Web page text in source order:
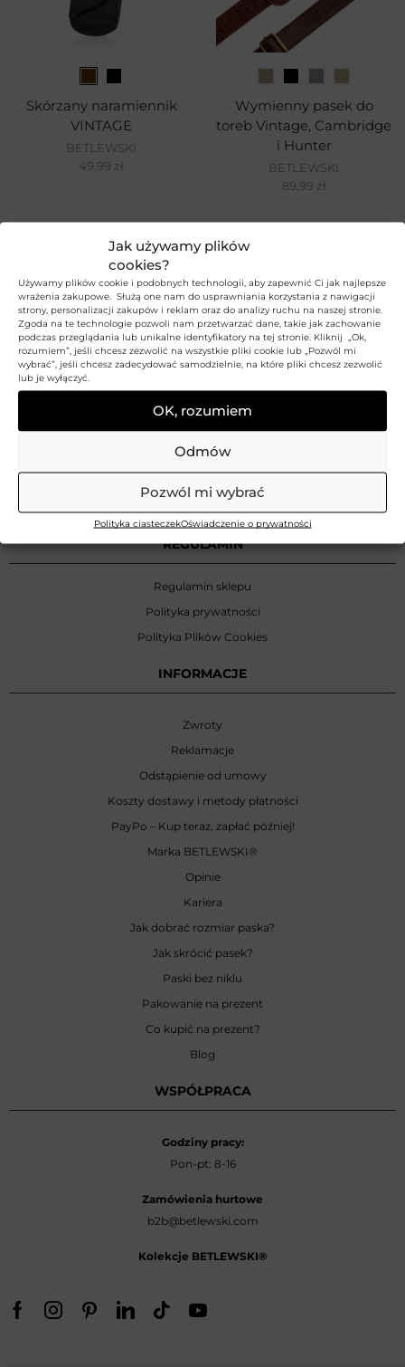
Jak używamy plików
cookies?
Używamy plików cookie i podobnych technologii, aby zapewnić Ci jak najlepsze
wrażenia zakupowe. Służą one nam do usprawniania korzystania z nawigacji
strony, personalizacji zakupów i reklam oraz do analizy ruchu na naszej stronie.
Zgoda na te technologie pozwoli nam przetwarzać dane, takie jak zachowanie
podczas przeglądania lub unikalne identyfikatory na tej stronie. Kliknij „Ok,
rozumiem”, jeśli chcesz zezwolić na wszystkie pliki cookie lub „Pozwól mi
wybrać”, jeśli chcesz zadecydować samodzielnie, na które pliki chcesz zezwolić
lub je wyłączyć.
OK, rozumiem
Odmów
Pozwól mi wybrać
Polityka ciasteczekOświadczenie o prywatności
Skórzany naramiennik
VINTAGE
BETLEWSKI
49,99 zł
Wymienny pasek do
toreb Vintage, Cambridge
i Hunter
BETLEWSKI
89,99 zł
OBSŁUGA KLIENTA
kontakt@betlewski.com
+48 58 304 09 03
Poniedziałek –piątek: 8:00–16:00
Zamówienia telefoniczne:
+48 58 304 09 03
REGULAMIN
Regulamin sklepu
Polityka prywatności
Polityka Plików Cookies
INFORMACJE
Zwroty
Reklamacje
Odstąpienie od umowy
Koszty dostawy i metody płatności
PayPo – Kup teraz, zapłać później!
Marka BETLEWSKI®
Opinie
Kariera
Jak dobrać rozmiar paska?
Jak skrócić pasek?
Paski bez niklu
Pakowanie na prezent
Co kupić na prezent?
Blog
WSPÓŁPRACA
Godziny pracy:
Pon-pt: 8-16
Zamówienia hurtowe
b2b@betlewski.com
Kolekcje BETLEWSKI®